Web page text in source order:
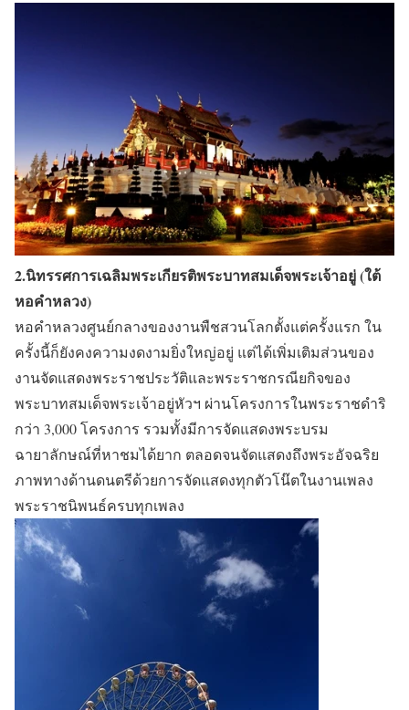
2.นิทรรศการเฉลิมพระเกียรติพระบาทสมเด็จพระเจ้าอยู่ (ใต้
หอคำหลวง)
หอคำหลวงศูนย์กลางของงานพืชสวนโลกตั้งแต่ครั้งแรก ใน
ครั้งนี้ก็ยังคงความงดงามยิ่งใหญ่อยู่ แต่ได้เพิ่มเติมส่วนของ
งานจัดแสดงพระราชประวัติและพระราชกรณียกิจของ
พระบาทสมเด็จพระเจ้าอยู่หัวฯ ผ่านโครงการในพระราชดำริ
กว่า 3,000 โครงการ รวมทั้งมีการจัดแสดงพระบรม
ฉายาลักษณ์ที่หาชมได้ยาก ตลอดจนจัดแสดงถึงพระอัจฉริย
ภาพทางด้านดนตรีด้วยการจัดแสดงทุกตัวโน๊ตในงานเพลง
พระราชนิพนธ์ครบทุกเพลง